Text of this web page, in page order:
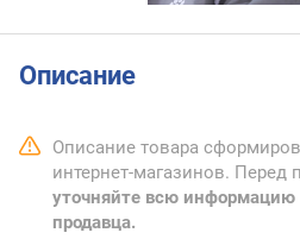
Описание
Описание товара
интернет-магазинов. Перед
уточняйте всю информацию
продавца.